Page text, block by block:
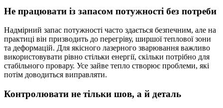
Не працювати із запасом потужності без потреби
Надмірний запас потужності часто здається безпечним, але на
практиці він призводить до перегріву, ширшої теплової зони
та деформацій. Для якісного лазерного зварювання важливо
використовувати рівно стільки енергії, скільки потрібно для
стабільного провару. Усе зайве тепло створює проблеми, які
потім доводиться виправляти.
Контролювати не тільки шов, а й деталь